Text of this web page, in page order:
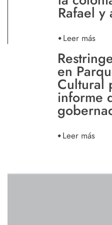
Rafael y
Leer más
en
Cultural
informe
Leer más